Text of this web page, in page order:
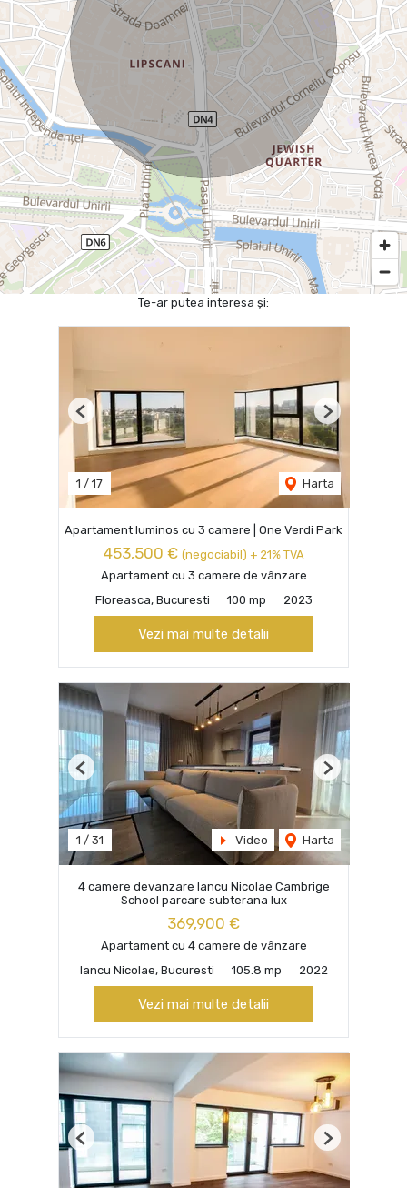
Te-ar putea interesa și:
1 / 17 Harta
Previous Next
Apartament luminos cu 3 camere | One Verdi Park
453,500 € (negociabil) + 21% TVA
Apartament cu 3 camere de vânzare
Floreasca, Bucuresti
100 mp 2023
Vezi mai multe detalii
1 / 31 Video Harta
Previous Next
4 camere devanzare Iancu Nicolae Cambrige
School parcare subterana lux
369,900 €
Apartament cu 4 camere de vânzare
Iancu Nicolae, Bucuresti
105.8 mp 2022
Vezi mai multe detalii
Previous Next